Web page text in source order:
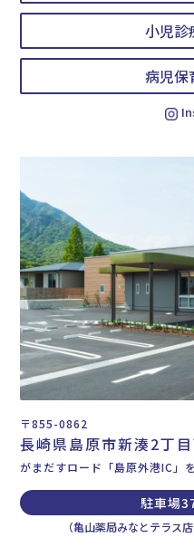
小児診
病児保
〒855-0862
長崎県島原市新湊2丁
がまだすロード「島原外港IC」
駐車場
（亀山薬局みなとテラス